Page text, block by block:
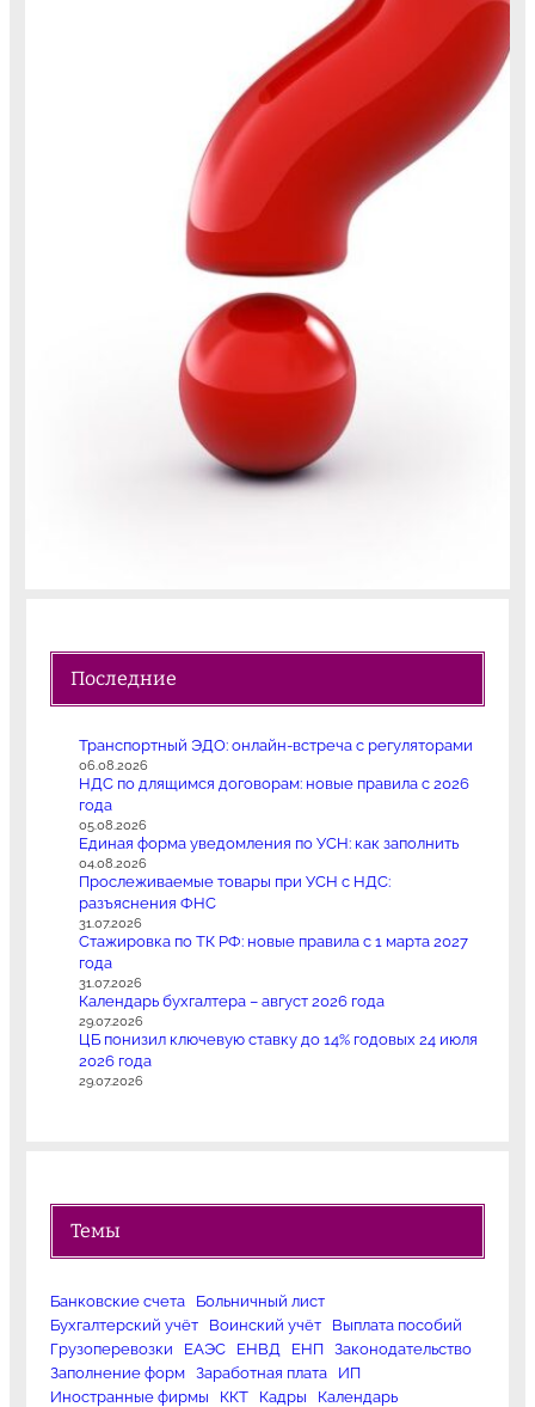
Последние
Транспортный ЭДО: онлайн-встреча с регуляторами
06.08.2026
НДС по длящимся договорам: новые правила с 2026
года
05.08.2026
Единая форма уведомления по УСН: как заполнить
04.08.2026
Прослеживаемые товары при УСН с НДС:
разъяснения ФНС
31.07.2026
Стажировка по ТК РФ: новые правила с 1 марта 2027
года
31.07.2026
Календарь бухгалтера – август 2026 года
29.07.2026
ЦБ понизил ключевую ставку до 14% годовых 24 июля
2026 года
29.07.2026
Темы
Банковские счета
Больничный лист
Бухгалтерский учёт
Воинский учёт
Выплата пособий
Грузоперевозки
ЕАЭС ЕНВД ЕНП
Законодательство
Заполнение форм
Заработная плата
ИП
Иностранные фирмы
ККТ Кадры
Календарь